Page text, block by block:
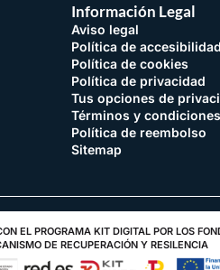
Información Legal
Aviso legal
Política de accesibilidad
Política de cookies
Política de privacidad
Tus opciones de
Términos y condiciones
Política de reembolso
Sitemap
EL PROGRAMA KIT DIGITAL POR LOS
DE RECUPERACIÓN Y RESILENCIA